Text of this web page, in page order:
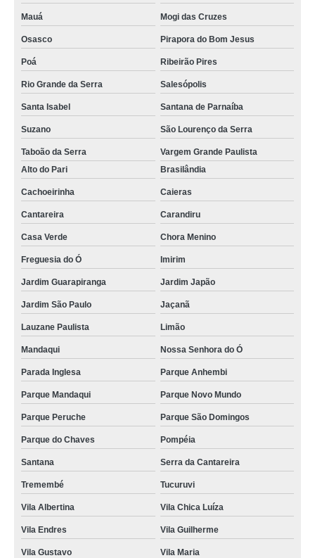
Mauá Mogi das Cruzes
Osasco Pirapora do Bom Jesus
Poá Ribeirão Pires
Rio Grande da Serra Salesópolis
Santa Isabel Santana de Parnaíba
Suzano São Lourenço da Serra
Taboão da Serra
Vargem Grande Paulista
Alto do Pari
Brasilândia
Cachoeirinha Caieras
Cantareira Carandiru
Casa Verde Chora Menino
Freguesia do Ó Imirim
Jardim Guarapiranga Jardim Japão
Jardim São Paulo Jaçanã
Lauzane Paulista Limão
Mandaqui Nossa Senhora do Ó
Parada Inglesa Parque Anhembi
Parque Mandaqui Parque Novo Mundo
Parque Peruche Parque São Domingos
Parque do Chaves Pompéia
Santana Serra da Cantareira
Tremembé Tucuruvi
Vila Albertina Vila Chica Luíza
Vila Endres Vila Guilherme
Vila Gustavo Vila Maria